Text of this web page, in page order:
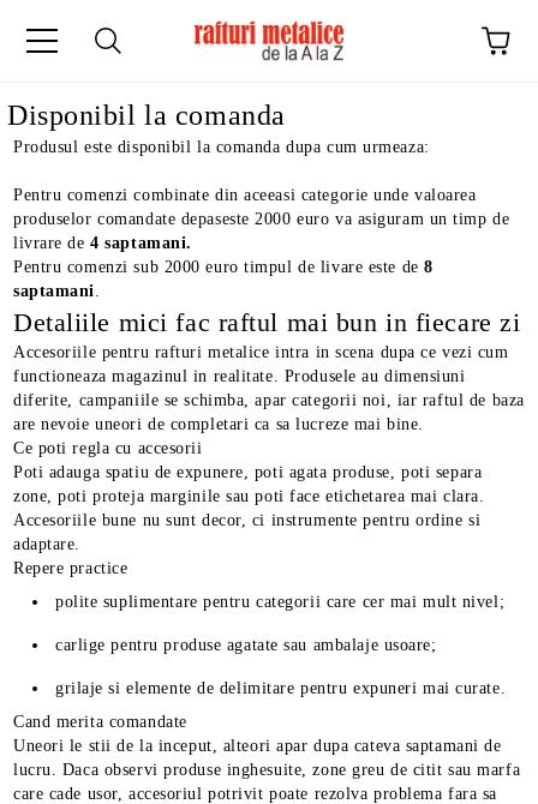
Disponibil la comanda
Produsul este disponibil la comanda dupa cum urmeaza:
Pentru comenzi combinate din aceeasi categorie unde valoarea
produselor comandate depaseste 2000 euro va asiguram un timp de
livrare de4 saptamani.
Pentru comenzi sub 2000 euro timpul de livare este de8
saptamani.
Detaliile mici fac raftul mai bun in fiecare zi
Accesoriile pentru rafturi metalice intra in scena dupa ce vezi cum
functioneaza magazinul in realitate. Produsele au dimensiuni
diferite, campaniile se schimba, apar categorii noi, iar raftul de baza
are nevoie uneori de completari ca sa lucreze mai bine.
Ce poti regla cu accesorii
Poti adauga spatiu de expunere, poti agata produse, poti separa
zone, poti proteja marginile sau poti face etichetarea mai clara.
Accesoriile bune nu sunt decor, ci instrumente pentru ordine si
adaptare.
Repere practice
polite suplimentare pentru categorii care cer mai mult nivel;
carlige pentru produse agatate sau ambalaje usoare;
grilaje si elemente de delimitare pentru expuneri mai curate.
Cand merita comandate
Uneori le stii de la inceput, alteori apar dupa cateva saptamani de
lucru. Daca observi produse inghesuite, zone greu de citit sau marfa
care cade usor, accesoriul potrivit poate rezolva problema fara sa